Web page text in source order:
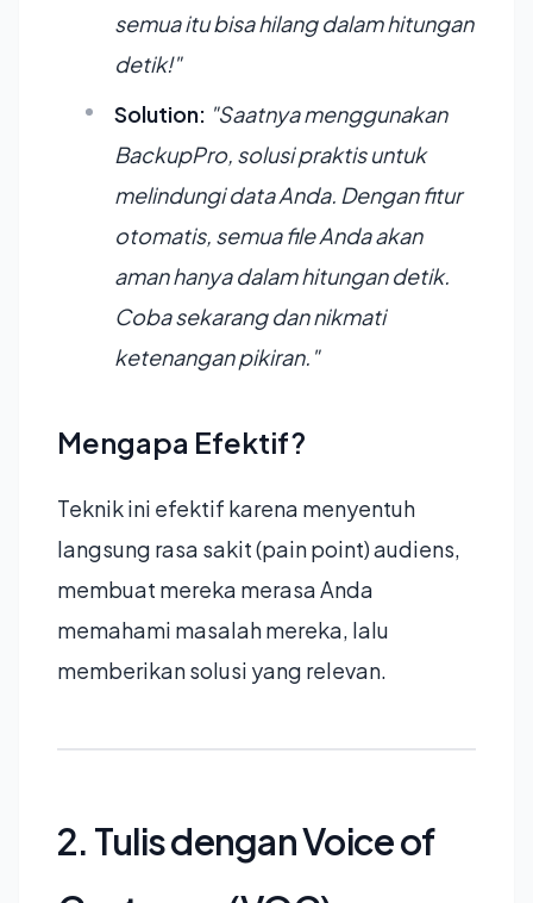
semua itu bisa hilang dalam hitungan
detik!"
Solution: "Saatnya menggunakan
BackupPro, solusi praktis untuk
melindungi data Anda. Dengan fitur
otomatis, semua file Anda akan
aman hanya dalam hitungan detik.
Coba sekarang dan nikmati
ketenangan pikiran."
Mengapa Efektif?
Teknik ini efektif karena menyentuh
langsung rasa sakit (pain point) audiens,
membuat mereka merasa Anda
memahami masalah mereka, lalu
memberikan solusi yang relevan.
2. Tulis dengan Voice of